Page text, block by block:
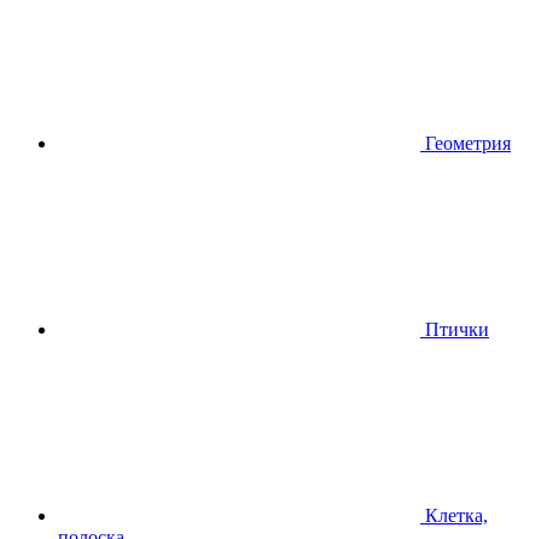
Геометрия
Птички
Клетка,